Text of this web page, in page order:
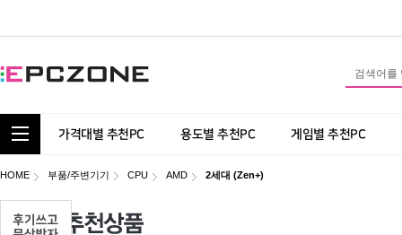
통합 카테고리 보기
가격대별 추천PC 용도별 추천PC 게임별 추천PC
HOME 부품/주변기기 CPU AMD 2세대 (Zen+)